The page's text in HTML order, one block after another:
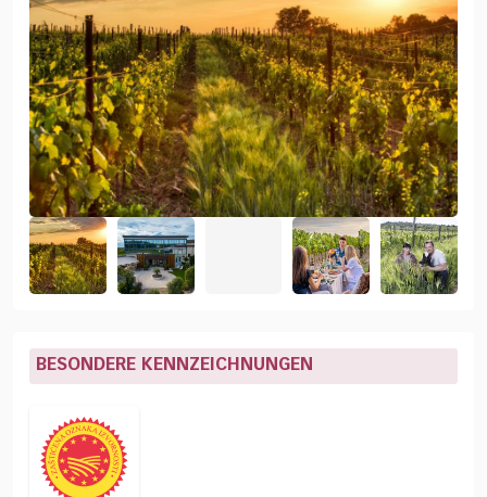
BESONDERE KENNZEICHNUNGEN